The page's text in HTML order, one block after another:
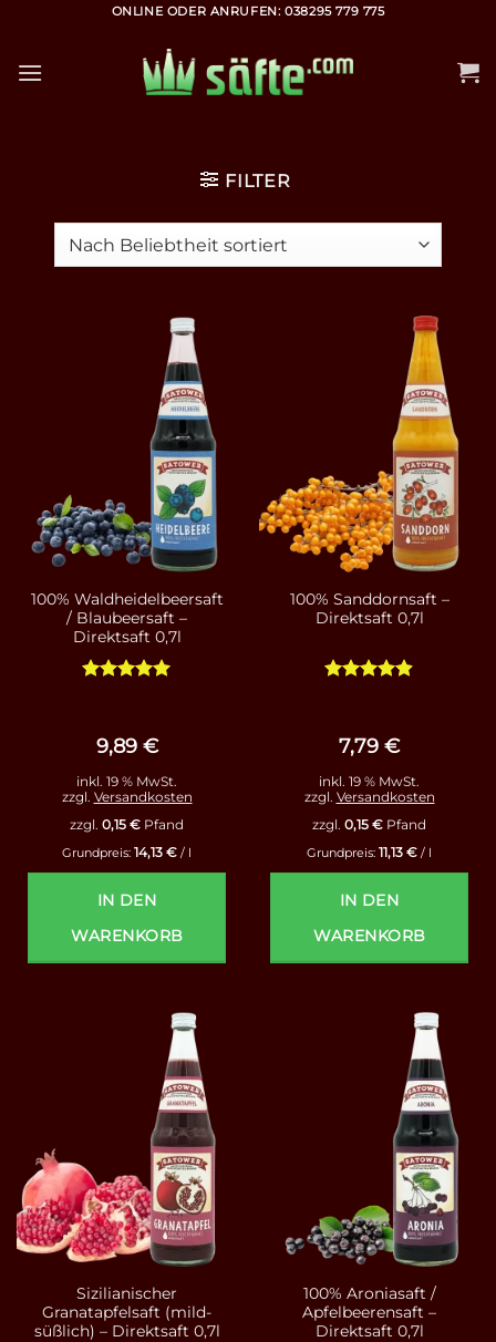
springen
ONLINE ODER ANRUFEN: 038295 779 775
FILTER
100% Waldheidelbeersaft
/ Blaubeersaft –
Direktsaft 0,7l
9,89 €
inkl. 19 % MwSt.
zzgl. Versandkosten
zzgl. 0,15 € Pfand
Grundpreis: 14,13 € / l
IN DEN
WARENKORB
100% Sanddornsaft –
Direktsaft 0,7l
7,79 €
inkl. 19 % MwSt.
zzgl. Versandkosten
zzgl. 0,15 € Pfand
Grundpreis: 11,13 € / l
IN DEN
WARENKORB
Sizilianischer
Granatapfelsaft (mild-
süßlich) – Direktsaft 0,7l
100% Aroniasaft /
Apfelbeerensaft –
Direktsaft 0,7l